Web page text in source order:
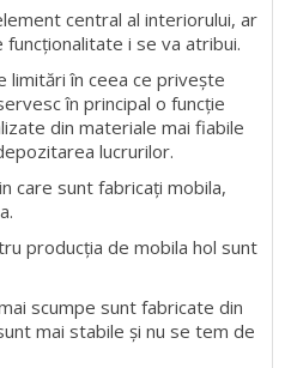
central al interiorului, ar
i se va atribui.
limitări în ceea ce privește
în principal o funcție
din materiale mai fiabile
lucrurilor.
care sunt fabricați mobila,
producția de mobila hol sunt
scumpe sunt fabricate din
mai stabile și nu se tem de